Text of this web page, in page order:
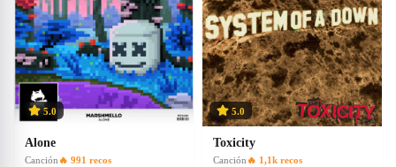
5.0
Alone
Canción 🔥 991 recos
5.0
Toxicity
Canción 🔥 1,1k recos